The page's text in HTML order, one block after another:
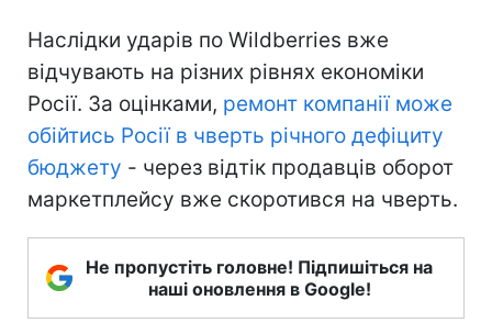
Наслідки ударів по Wildberries вже
відчувають на різних рівнях економіки
Росії. За оцінками, ремонт компанії може
обійтись Росії в чверть річного дефіциту
бюджету - через відтік продавців оборот
маркетплейсу вже скоротився на чверть.
Не пропустіть головне! Підпишіться на
наші оновлення в Google!